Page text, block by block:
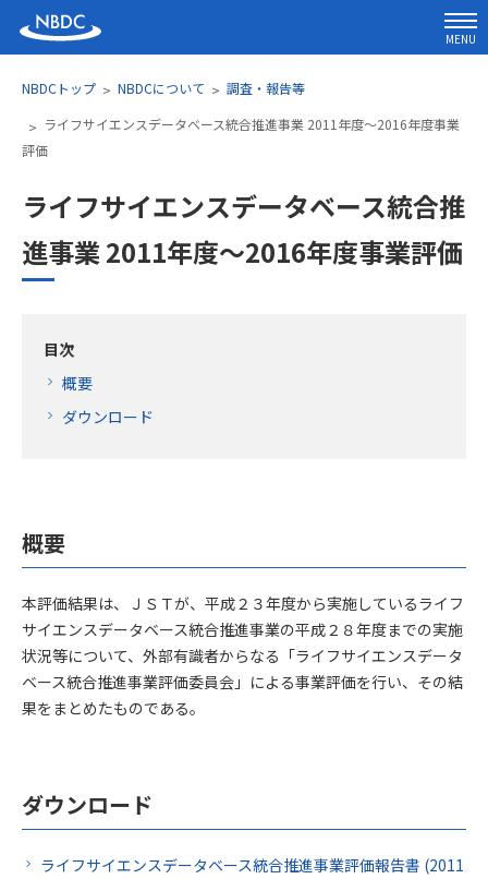
MENU
NBDCトップ NBDCについて
調査・報告等
ライフサイエンスデータベース統合推進事業 2011年度～2016年度事業
評価
ライフサイエンスデータベース統合推
進事業 2011年度～2016年度事業評価
目次
概要
ダウンロード
概要
本評価結果は、ＪＳＴが、平成２３年度から実施しているライフ
サイエンスデータベース統合推進事業の平成２８年度までの実施
状況等について、外部有識者からなる「ライフサイエンスデータ
ベース統合推進事業評価委員会」による事業評価を行い、その結
果をまとめたものである。
ダウンロード
ライフサイエンスデータベース統合推進事業評価報告書 (2011